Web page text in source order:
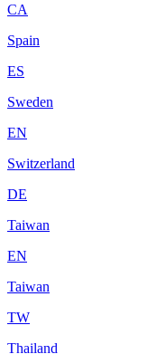
CA
Spain
ES
Sweden
EN
Switzerland
DE
Taiwan
EN
Taiwan
TW
Thailand